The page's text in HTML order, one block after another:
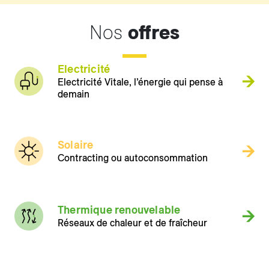
Nos offres
Electricité
Electricité Vitale, l’énergie qui pense à
demain
Solaire
Contracting ou autoconsommation
Thermique renouvelable
Réseaux de chaleur et de fraîcheur